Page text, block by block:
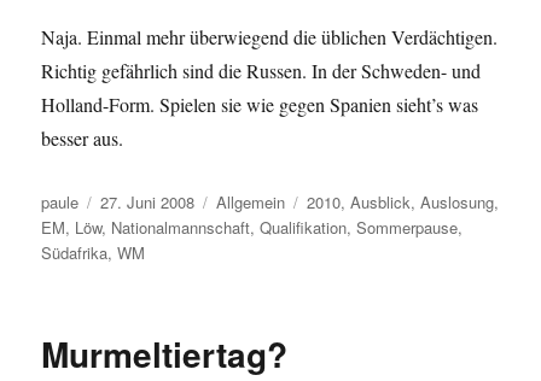
Naja. Einmal mehr überwiegend die üblichen Verdächtigen.
Richtig gefährlich sind die Russen. In der Schweden- und
Holland-Form. Spielen sie wie gegen Spanien sieht’s was
besser aus.
Autor
paule
Veröffentlicht
am
27. Juni 2008 Kategorien
Allgemein Schlagwörter
2010,Ausblick,Auslosung,
EM, Löw, Nationalmannschaft,Qualifikation,Sommerpause,
Südafrika,WM
Murmeltiertag?